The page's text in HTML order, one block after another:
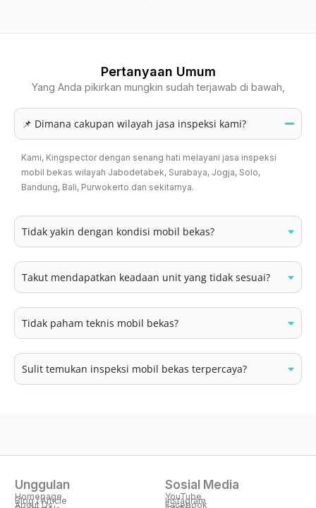
Pertanyaan Umum
Yang Anda pikirkan mungkin sudah terjawab di bawah,
📌 Dimana cakupan wilayah jasa inspeksi kami?
Kami, Kingspector dengan senang hati melayani jasa inspeksi
mobil bekas wilayah Jabodetabek, Surabaya, Jogja, Solo,
Bandung, Bali, Purwokerto dan sekitarnya.
Tidak yakin dengan kondisi mobil bekas?
Takut mendapatkan keadaan unit yang tidak sesuai?
Tidak paham teknis mobil bekas?
Sulit temukan inspeksi mobil bekas terpercaya?
Unggulan
Homepage
Blog / Article
About Us
Sosial Media
YouTube
Instagram
Facebook